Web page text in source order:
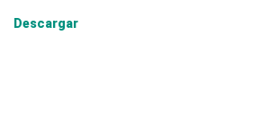
Descargar